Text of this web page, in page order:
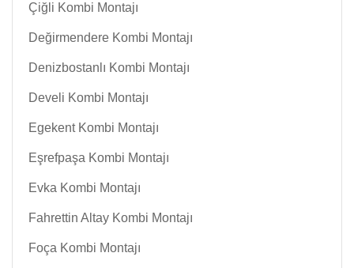
Çiğli Kombi Montajı
Değirmendere Kombi Montajı
Denizbostanlı Kombi Montajı
Develi Kombi Montajı
Egekent Kombi Montajı
Eşrefpaşa Kombi Montajı
Evka Kombi Montajı
Fahrettin Altay Kombi Montajı
Foça Kombi Montajı